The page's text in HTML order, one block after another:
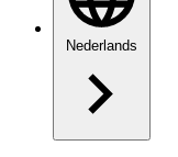
Nederlands